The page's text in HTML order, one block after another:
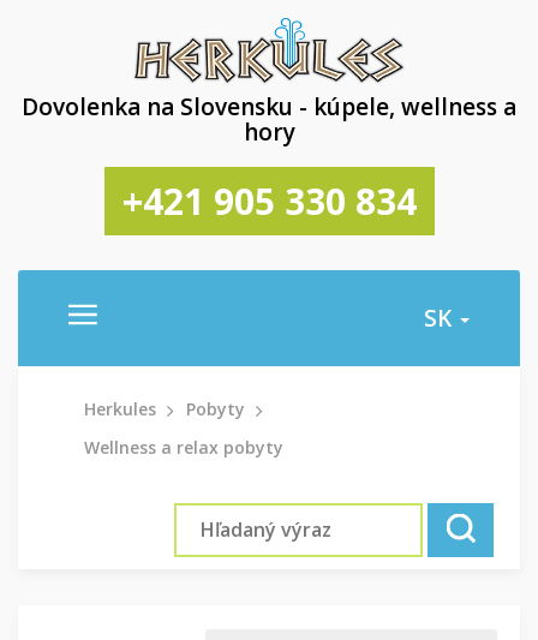
Dovolenka na Slovensku - kúpele, wellness a
hory
+421 905 330 834
SK
Herkules
Pobyty
Wellness a relax pobyty